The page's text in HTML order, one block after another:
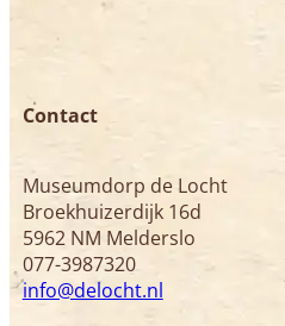
Contact
Museumdorp de Locht
Broekhuizerdijk 16d
5962 NM Melderslo
077-3987320
info@delocht.nl